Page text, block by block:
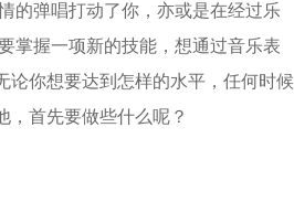
的弹唱打动了你，亦或是在经过乐
掌握一项新的技能，想通过音乐表
论你想要达到怎样的水平，任何时候
，首先要做些什么呢？